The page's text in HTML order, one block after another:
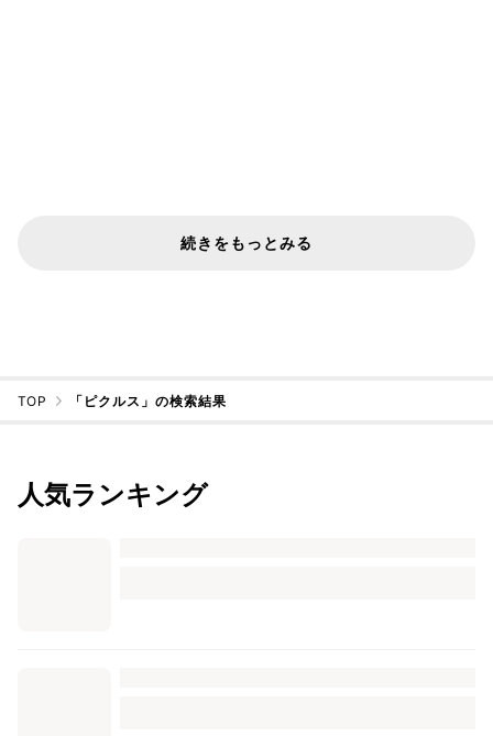
続きをもっとみる
TOP 「ピクルス」の検索結果
人気ランキング